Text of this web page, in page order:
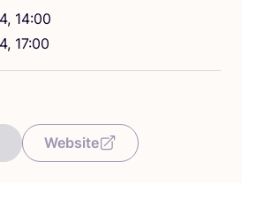
, 14:00
, 17:00
Website